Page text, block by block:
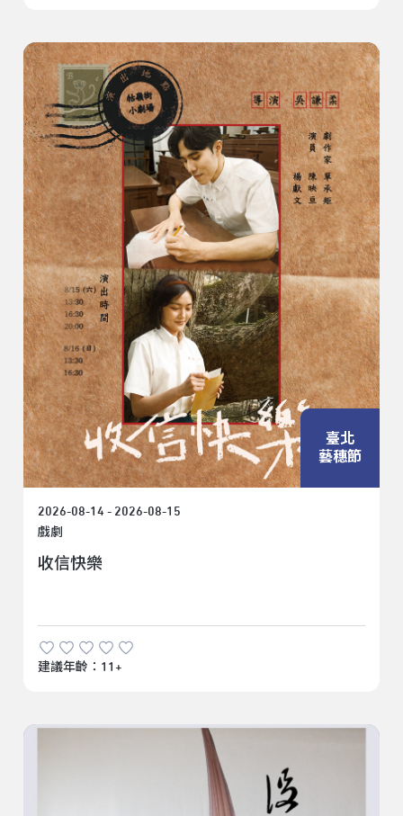
臺北
藝穗節
2026-08-14 - 2026-08-15
戲劇
收信快樂
建議年齡：11+